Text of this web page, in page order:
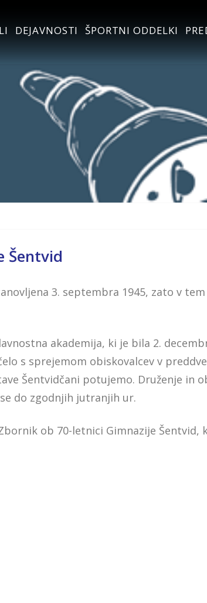
DEJAVNOSTI ŠPORTNI ODDELKI
Šentvid
3. septembra 1945, zato v
akademija, ki je bila 2.
s sprejemom obiskovalcev v
Šentvidčani potujemo. Druženje in
do zgodnjih jutranjih ur.
ob 70-letnici Gimnazije Šentvid,